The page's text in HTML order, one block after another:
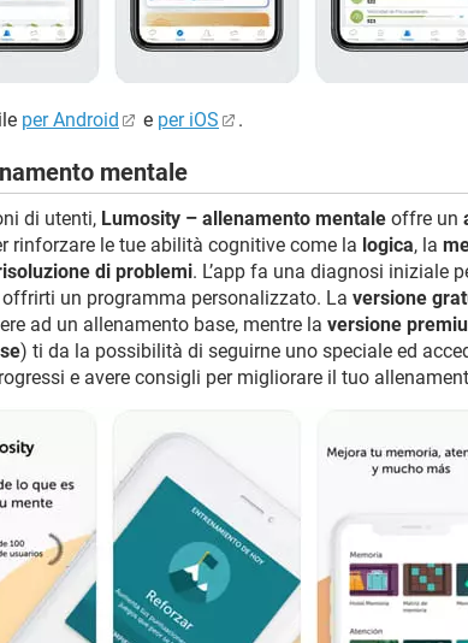
per Android e per iOS .
mentale
di utenti, Lumosity – allenamento mentale offre un
rinforzare le tue abilità cognitive come la logica, la
di problemi. L’app fa una diagnosi iniziale
un programma personalizzato. La versione
ad un allenamento base, mentre la versione
) ti da la possibilità di seguirne uno speciale ed
e avere consigli per migliorare il tuo